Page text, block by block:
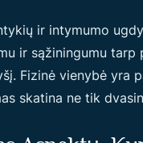
ir intymumo
ir sąžiningumu
Fizinė vienybė yra
skatina ne tik